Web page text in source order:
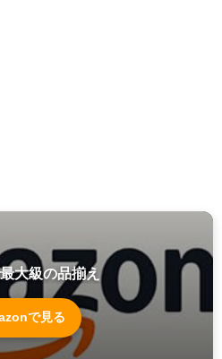
大級の品揃え
で見る